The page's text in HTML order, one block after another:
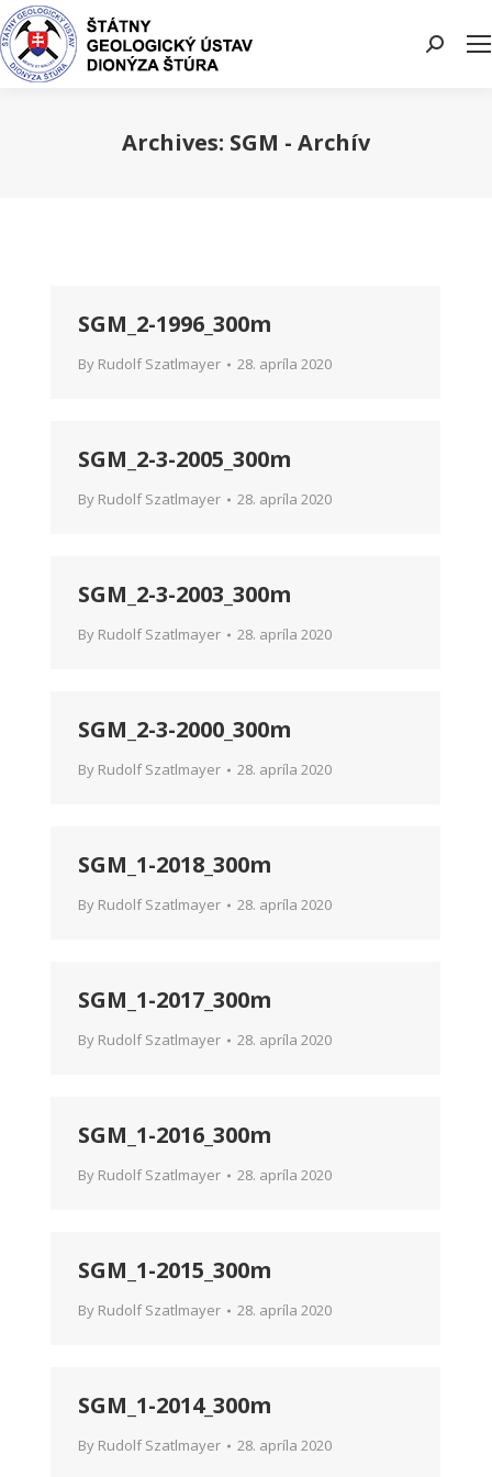
Search:
Archives: SGM - Archív
SGM_2-1996_300m
By Rudolf Szatlmayer 28. apríla 2020
SGM_2-3-2005_300m
By Rudolf Szatlmayer 28. apríla 2020
SGM_2-3-2003_300m
By Rudolf Szatlmayer 28. apríla 2020
SGM_2-3-2000_300m
By Rudolf Szatlmayer 28. apríla 2020
SGM_1-2018_300m
By Rudolf Szatlmayer 28. apríla 2020
SGM_1-2017_300m
By Rudolf Szatlmayer 28. apríla 2020
SGM_1-2016_300m
By Rudolf Szatlmayer 28. apríla 2020
SGM_1-2015_300m
By Rudolf Szatlmayer 28. apríla 2020
SGM_1-2014_300m
By Rudolf Szatlmayer 28. apríla 2020